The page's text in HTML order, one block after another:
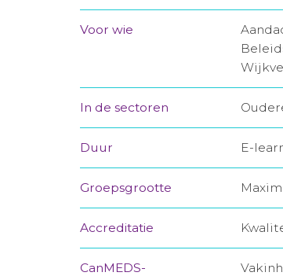
Voor wie
In de sectoren
Duur E-
Groepsgrootte
Accreditatie
CanMEDS-